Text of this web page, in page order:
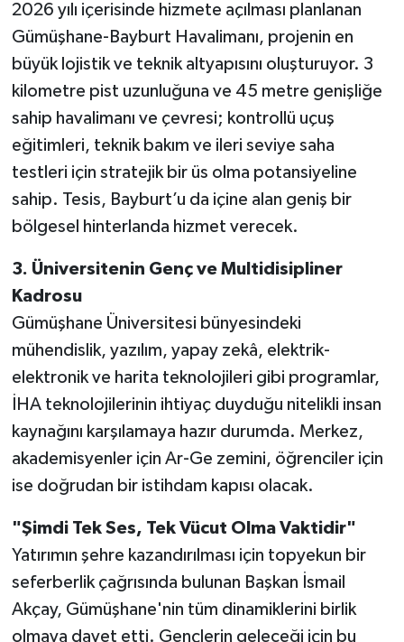
2026 yılı içerisinde hizmete açılması planlanan
Gümüşhane-Bayburt Havalimanı, projenin en
büyük lojistik ve teknik altyapısını oluşturuyor. 3
kilometre pist uzunluğuna ve 45 metre genişliğe
sahip havalimanı ve çevresi; kontrollü uçuş
eğitimleri, teknik bakım ve ileri seviye saha
testleri için stratejik bir üs olma potansiyeline
sahip. Tesis, Bayburt’u da içine alan geniş bir
bölgesel hinterlanda hizmet verecek.
3. Üniversitenin Genç ve Multidisipliner
Kadrosu
Gümüşhane Üniversitesi bünyesindeki
mühendislik, yazılım, yapay zekâ, elektrik-
elektronik ve harita teknolojileri gibi programlar,
İHA teknolojilerinin ihtiyaç duyduğu nitelikli insan
kaynağını karşılamaya hazır durumda. Merkez,
akademisyenler için Ar-Ge zemini, öğrenciler için
ise doğrudan bir istihdam kapısı olacak.
"Şimdi Tek Ses, Tek Vücut Olma Vaktidir"
Yatırımın şehre kazandırılması için topyekun bir
seferberlik çağrısında bulunan Başkan İsmail
Akçay, Gümüşhane'nin tüm dinamiklerini birlik
olmaya davet etti. Gençlerin geleceği için bu